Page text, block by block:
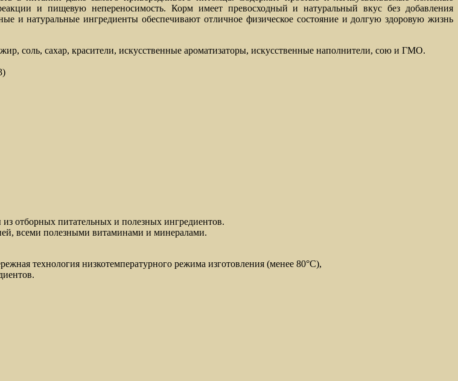
и пищевую непереносимость. Корм имеет превосходный и натуральный вкус без добавления
и натуральные ингредиенты обеспечивают отличное физическое состояние и долгую здоровую жизнь
соль, сахар, красители, искусственные ароматизаторы, искусственные наполнители, сою и ГМО.
отборных питательных и полезных ингредиентов.
всеми полезными витаминами и минералами.
технология низкотемпературного режима изготовления (менее 80°C),